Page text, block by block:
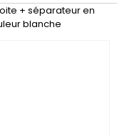
+ séparateur en
blanche